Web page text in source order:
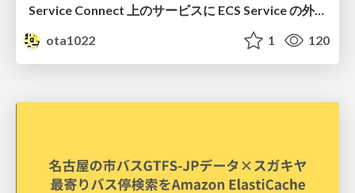
Service Connect 上のサービスに ECS Service の外側から到達できなかった話
ota1022
1 120